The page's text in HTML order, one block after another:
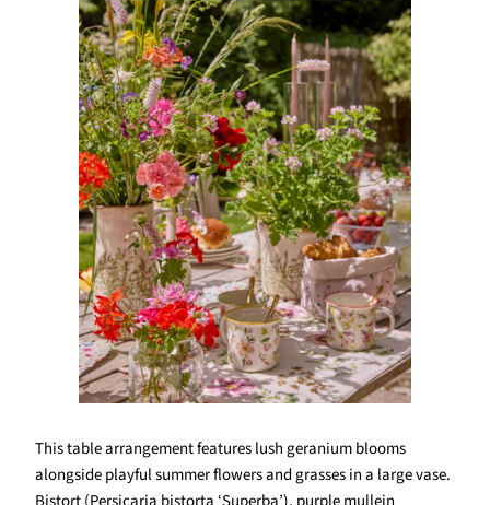
This table arrangement features lush geranium blooms
alongside playful summer flowers and grasses in a large vase.